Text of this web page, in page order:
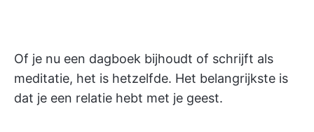
Of je nu een dagboek bijhoudt of schrijft als
meditatie, het is hetzelfde. Het belangrijkste is
dat je een relatie hebt met je geest.